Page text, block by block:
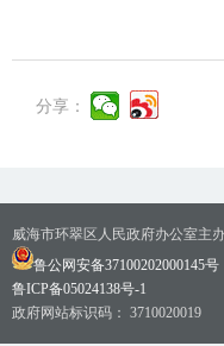
分享：
威海市环翠区人民政府办公室主
鲁公网安备37100202000145号
鲁ICP备05024138号-1
政府网站标识码： 3710020019